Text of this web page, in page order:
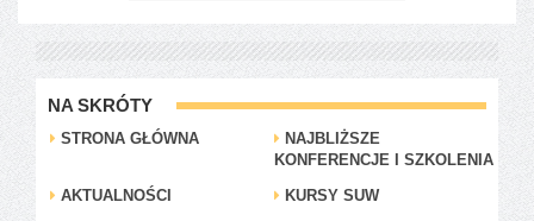
NA SKRÓTY
STRONA GŁÓWNA
NAJBLIŻSZE
KONFERENCJE I SZKOLENIA
AKTUALNOŚCI
KURSY SUW